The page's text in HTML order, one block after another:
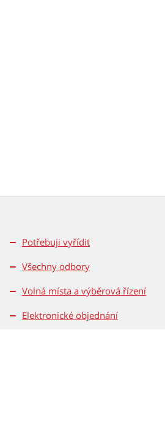
Potřebuji vyřídit
Všechny odbory
Volná místa a výběrová řízení
Elektronické objednání